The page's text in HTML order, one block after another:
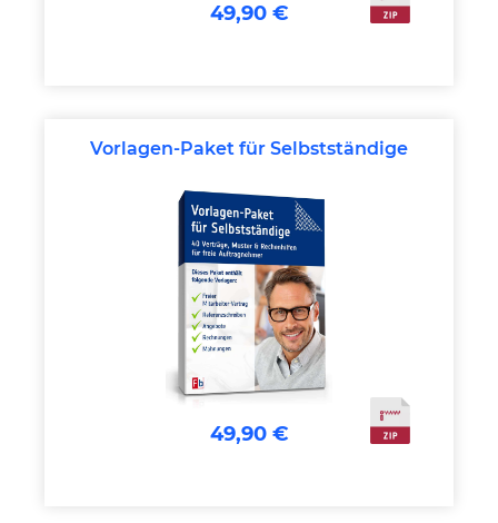
49,90 €
Vorlagen-Paket für Selbstständige
49,90 €